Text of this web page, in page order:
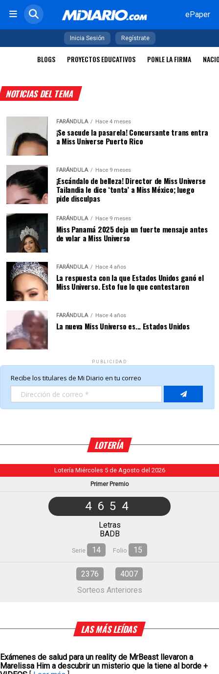
ePaper
Inicia Sesión Regístrate
BLOGS PROYECTOS EDUCATIVOS PONLE LA FIRMA
NOTICIAS DEL TEMA
FARÁNDULA Hace 4 meses
¡Se sacude la pasarela! Concursante trans entra
a Miss Universe Puerto Rico
FARÁNDULA Hace 9 meses
¡Escándalo de belleza! Director de Miss Universe
Tailandia le dice ‘tonta’ a Miss México; luego
pide disculpas
FARÁNDULA Hace 9 meses
Miss Panamá 2025 deja un fuerte mensaje antes
de volar a Miss Universo
FARÁNDULA Hace 4 años
La respuesta con la que Estados Unidos ganó el
Miss Universo. Esto fue lo que contestaron
FARÁNDULA Hace 4 años
La nueva Miss Universo es... Estados Unidos
PUBLICIDAD
LOTERÍA
Lotería Miércoles 5 de Agosto del 2026
Primer Premio
4654
Letras
BADB
Serie 14 Folio 15
2376
4007
Sorteos Anteriores
LAS MÁS LEÍDAS
Exámenes de salud para un reality de MrBeast llevaron a
Marelissa Him a descubrir un misterio que la tiene al borde +